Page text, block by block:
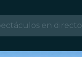
en directo